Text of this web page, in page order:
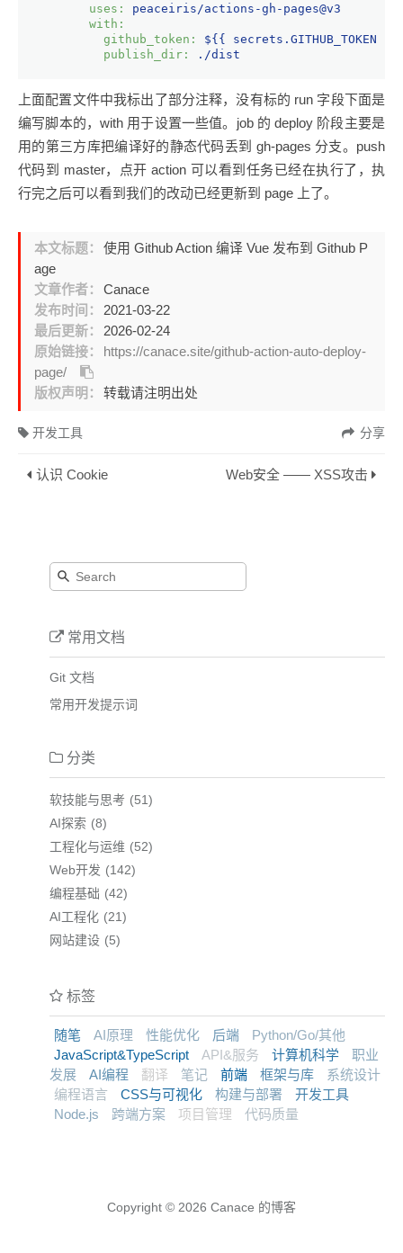
uses:
peaceiris/actions-gh-pages@v3
with:
github_token:
${{ secrets.GITHUB_TOKEN
publish_dir:
./dist
上面配置文件中我标出了部分注释，没有标的 run 字段下面是
编写脚本的，with 用于设置一些值。job 的 deploy 阶段主要是
用的第三方库把编译好的静态代码丢到 gh-pages 分支。push
代码到 master，点开 action 可以看到任务已经在执行了，执
行完之后可以看到我们的改动已经更新到 page 上了。
本文标题：
使用 Github Action 编译 Vue 发布到 Github P
age
文章作者：
Canace
发布时间：
2021-03-22
最后更新：
2026-02-24
原始链接：
https://canace.site/github-action-auto-deploy-
page/
版权声明：
转载请注明出处
分享
开发工具
认识 Cookie Web安全 —— XSS攻击
常用文档
Git 文档
常用开发提示词
分类
软技能与思考
51
AI探索
8
工程化与运维
52
Web开发
142
编程基础
42
AI工程化
21
网站建设
5
标签
随笔 AI原理 性能优化 后端
Python/Go/其他
JavaScript&TypeScript
API&服务 计算机科学
职业
发展
AI编程 翻译 笔记 前端 框架与库
系统设计
编程语言
CSS与可视化 构建与部署
开发工具
Node.js
跨端方案 项目管理 代码质量
Copyright © 2026 Canace 的博客